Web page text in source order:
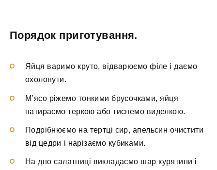
Порядок приготування.
Яйця варимо круто, відварюємо філе і даємо
охолонути.
М’ясо ріжемо тонкими брусочками, яйця
натираємо теркою або тиснемо виделкою.
Подрібнюємо на тертці сир, апельсин очистити
від цедри і нарізаємо кубиками.
На дно салатниці викладаємо шар курятини і